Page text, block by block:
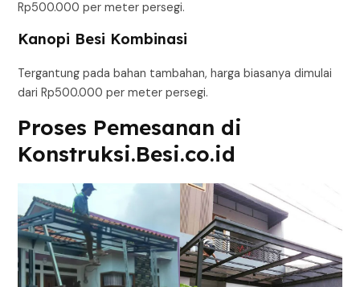
Rp500.000 per meter persegi.
Kanopi Besi Kombinasi
Tergantung pada bahan tambahan, harga biasanya dimulai
dari Rp500.000 per meter persegi.
Proses Pemesanan di
Konstruksi.Besi.co.id